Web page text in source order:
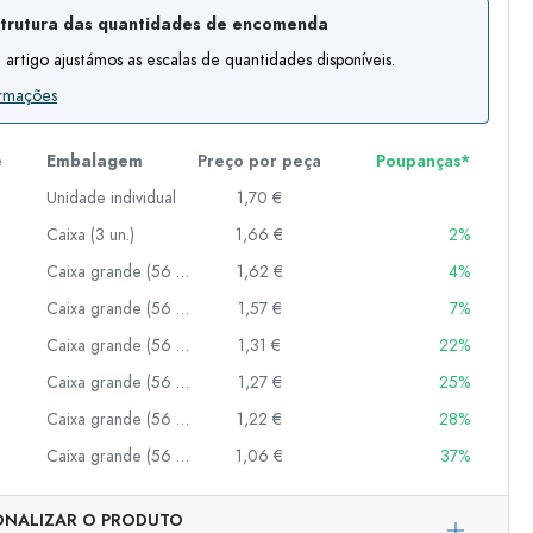
Representação exemplar
das quantidades de encomenda
ajustámos as escalas de quantidades disponíveis.
Embalagem Preço por peça
Poupanças*
Unidade individual
1,70 €
Caixa (3 un.) 1,66 €
2%
Caixa grande (56 un.) 1,62 €
4%
Caixa grande (56 un.) 1,57 €
7%
Caixa grande (56 un.) 1,31 €
22%
Caixa grande (56 un.) 1,27 €
25%
Caixa grande (56 un.) 1,22 €
28%
Caixa grande (56 un.) 1,06 € 37%
O PRODUTO